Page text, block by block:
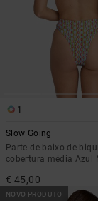
1
Slow Going
Parte de baixo de
cobertura média Azul
€ 45,00
NOVO PRODUTO